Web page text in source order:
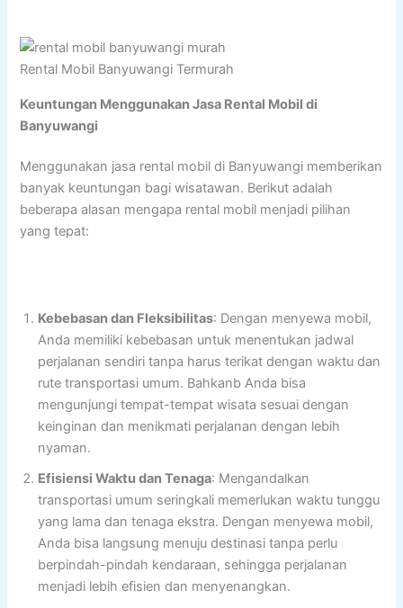
Rental Mobil Banyuwangi Termurah
Keuntungan Menggunakan Jasa Rental Mobil di
Banyuwangi
Menggunakan jasa rental mobil di Banyuwangi memberikan
banyak keuntungan bagi wisatawan. Berikut adalah
beberapa alasan mengapa rental mobil menjadi pilihan
yang tepat:
Kebebasan dan Fleksibilitas: Dengan menyewa mobil,
Anda memiliki kebebasan untuk menentukan jadwal
perjalanan sendiri tanpa harus terikat dengan waktu dan
rute transportasi umum. Bahkanb Anda bisa
mengunjungi tempat-tempat wisata sesuai dengan
keinginan dan menikmati perjalanan dengan lebih
nyaman.
Efisiensi Waktu dan Tenaga: Mengandalkan
transportasi umum seringkali memerlukan waktu tunggu
yang lama dan tenaga ekstra. Dengan menyewa mobil,
Anda bisa langsung menuju destinasi tanpa perlu
berpindah-pindah kendaraan, sehingga perjalanan
menjadi lebih efisien dan menyenangkan.